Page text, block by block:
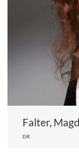
Falter,
DR.